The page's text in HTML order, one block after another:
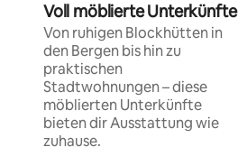
Voll möblierte Unterkünfte
Von ruhigen Blockhütten in
den Bergen bis hin zu
praktischen
Stadtwohnungen – diese
möblierten Unterkünfte
bieten dir Ausstattung wie
zuhause.